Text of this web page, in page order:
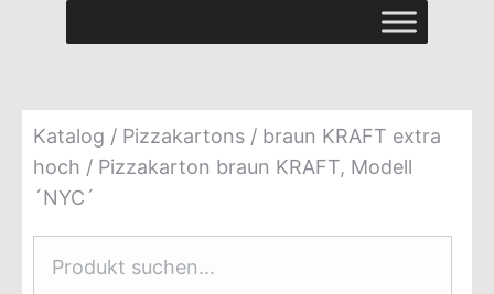
Katalog / Pizzakartons / braun KRAFT extra
hoch / Pizzakarton braun KRAFT, Modell
´NYC´